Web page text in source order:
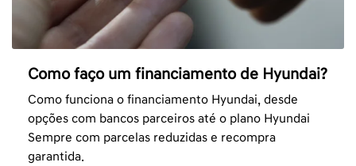
Como faço um financiamento de Hyundai?
Como funciona o financiamento Hyundai, desde
opções com bancos parceiros até o plano Hyundai
Sempre com parcelas reduzidas e recompra
garantida.